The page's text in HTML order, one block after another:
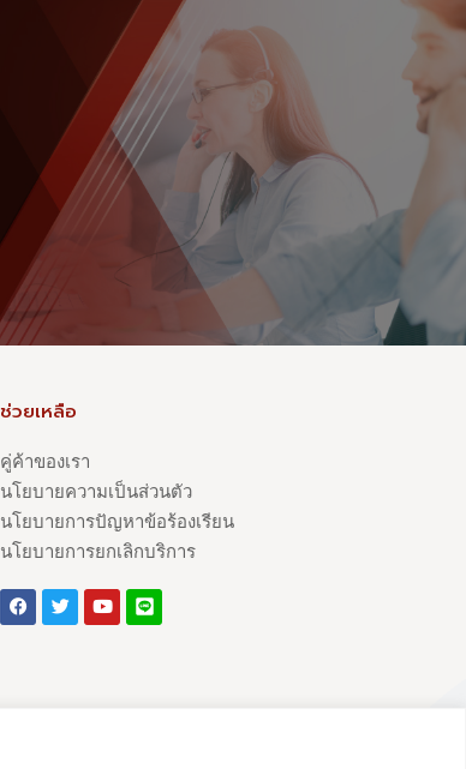
ช่วยเหลือ
คู่ค้าของเรา
นโยบายความเป็นส่วนตัว
นโยบายการปัญหาข้อร้องเรียน
นโยบายการยกเลิกบริการ